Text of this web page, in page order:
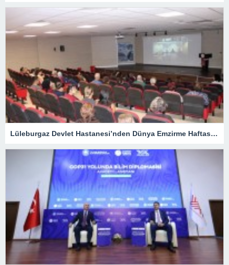
Lüleburgaz Devlet Hastanesi’nden Dünya Emzirme Haftası Katılımı